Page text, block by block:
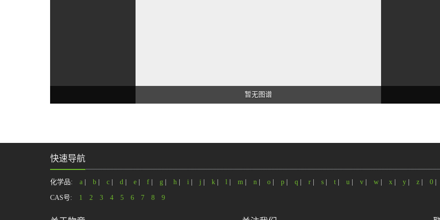
暂无图谱
快速导航
化学品: a b c d e f g h i j k l m n o p q r s t u v w x y z 0
CAS号: 1 2 3 4 5 6 7 8 9